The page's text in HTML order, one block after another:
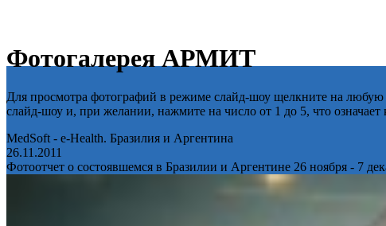
Фотогалерея АРМИТ
Для просмотра фотографий в режиме слайд-шоу щелкните на
слайд-шоу и, при желании, нажмите на число от 1 до 5, что
MedSoft - e-Health. Бразилия и Аргентина
26.11.2011
Фотоотчет о состоявшемся в Бразилии и Аргентине 26 ноября - 7